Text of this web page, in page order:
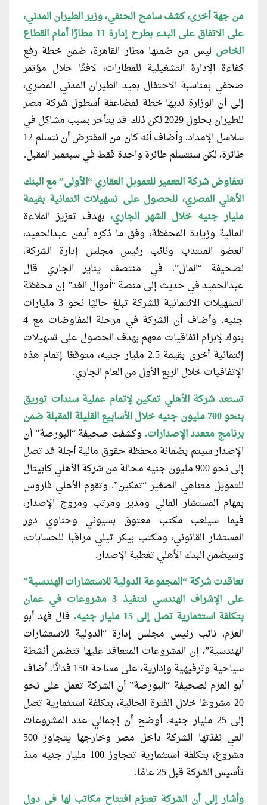
من جهة أخرى، كشف سامح الحنفي،وزير الطيران المدني،
على الاتفاق على البدء بطرح إدارة 11 مطارًا أمام القطاع
الخاص ليس من ضمنها مطار القاهرة، ضمن خطة رفع
كفاءة الإدارة التشغيلية للمطارات، لافتًا خلال مؤتمر
صحفي بمناسبة الاحتفال بعيد الطيران المدني المصري،
إلى أن الوزارة لديها خطة لمضاعفة أسطول شركة مصر
للطيران بحلول 2029 لكن ذلك قد يتأخر بسبب مشاكل في
سلاسل الإمداد. وأضاف أنه كان من المفترض أن نتسلم 12
طائرة، لكن سنتسلم طائرة واحدة فقط في سبتمبر المقبل.
تتفاوض شركة التعمير للتمويل العقاري“الأولى” مع البنك
الأهلي المصري، للحصول على تسهيلات ائتمانية بقيمة
مليار جنيه خلال الشهر الجاري، بهدف تعزيز الملاءة
المالية وزيادة المحفظة، وفق ما ذكره أيمن عبدالحميد،
العضو المنتدب ونائب رئيس مجلس إدارة الشركة،
لصحيفة “المال”. في منتصف يناير الجاري قال
عبدالحميد في حديث إلى منصة“أموال الغد” إن محفظة
التسهيلات الائتمانية للشركة تبلغ حاليًا نحو 3 مليارات
جنيه. وأضاف أن الشركة في مرحلة المفاوضات مع 4
بنوك لإبرام اتفاقيات معهم بهدف الحصول على تسهيلات
إئتمانية أخرى بقيمة 2.5 مليار جنيه، متوقعًا إتمام هذه
الإتفاقيات خلال الربع الأول من العام الجاري.
تستعد شركة الأهلي تمكين لإتمام عملية سندات توريق
بنحو 700 مليون جنيه خلال الأسابيع القليلة المقبلة ضمن
برنامج متعدد الإصدارات. وكشفت صحيفة “البورصة” أن
الإصدار سيتم بضمانة محفظة حقوق مالية أجلة قد تصل
إلى نحو 900 مليون جنيه محالة من شركة الأهلي كابيتال
للتمويل متناهي الصغير “تمكين”. وتقوم الأهلي فاروس
بمهام المستشار المالي ومدير ومرتب ومروج الإصدار،
فيما سيلعب مكتب معتوق بسيوني وحناوي دور
المستشار القانوني، ومكتب بيكر تيلي مراقبا للحسابات،
وسيضمن البنك الأهلي تغطية الإصدار.
تعاقدت شركة “المجموعة الدولية للاستشاراتالهندسية”
على الإشراف الهندسي لتنفيذ 3 مشروعات في عمان
بتكلفة استثمارية تصل إلى 15 مليار جنيه.
قال فهد أبو
العزم، نائب رئيس مجلس إدارة “الدولية للاستشارات
الهندسية”، إن المشروعات المتعاقد عليها تتضمن أنشطة
سياحية وترفيهية وإدارية، على مساحة 150 فدانًا. أضاف
أبو العزم لصحيفة “البورصة” أن الشركة تعمل على نحو
20 مشروعًا خلال الفترة الحالية، بتكلفة استثمارية تصل
إلى 25 مليار جنيه. أوضح أن إجمالي عدد المشروعات
التي نفذتها الشركة داخل مصر وخارجها يتجاوز 500
مشروع، بتكلفة استثمارية تتجاوز 100 مليار جنيه منذ
تأسيس الشركة قبل 25 عامًا.
وأشار إلى أن الشركة تعتزم افتتاح مكاتب لها في دول